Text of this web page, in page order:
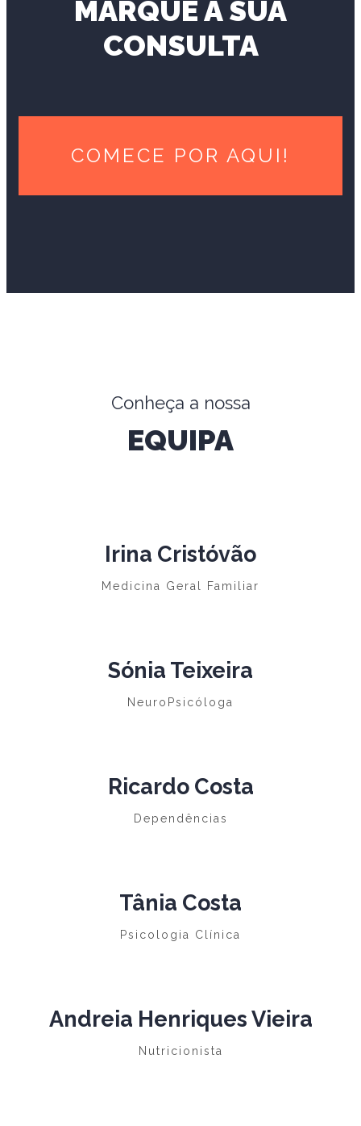
MARQUE A SUA
CONSULTA
COMECE POR AQUI!
Conheça a nossa
EQUIPA
Irina Cristóvão
Medicina Geral Familiar
Sónia Teixeira
NeuroPsicóloga
Ricardo Costa
Dependências
Tânia Costa
Psicologia Clínica
Andreia Henriques Vieira
Nutricionista